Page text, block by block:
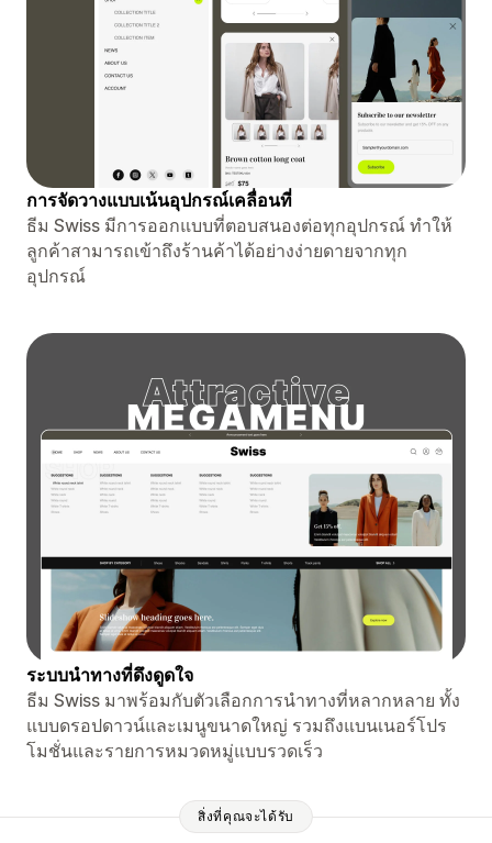
การจัดวางแบบเน้นอุปกรณ์เคลื่อนที่
ธีม Swiss มีการออกแบบที่ตอบสนองต่อทุกอุปกรณ์ ทำให้
ลูกค้าสามารถเข้าถึงร้านค้าได้อย่างง่ายดายจากทุก
อุปกรณ์
ระบบนำทางที่ดึงดูดใจ
ธีม Swiss มาพร้อมกับตัวเลือกการนำทางที่หลากหลาย ทั้ง
แบบดรอปดาวน์และเมนูขนาดใหญ่ รวมถึงแบนเนอร์โปร
โมชั่นและรายการหมวดหมู่แบบรวดเร็ว
สิ่งที่คุณจะได้รับ